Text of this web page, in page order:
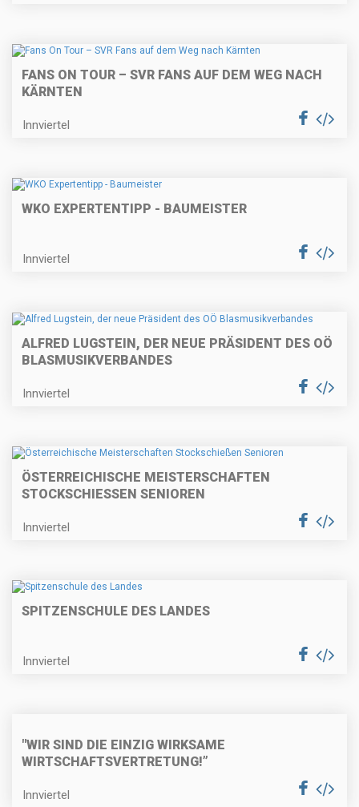
FANS ON TOUR – SVR FANS AUF DEM WEG NACH
KÄRNTEN
Innviertel
WKO EXPERTENTIPP - BAUMEISTER
Innviertel
ALFRED LUGSTEIN, DER NEUE PRÄSIDENT DES OÖ
BLASMUSIKVERBANDES
Innviertel
ÖSTERREICHISCHE MEISTERSCHAFTEN
STOCKSCHIESSEN SENIOREN
Innviertel
SPITZENSCHULE DES LANDES
Innviertel
"WIR SIND DIE EINZIG WIRKSAME
WIRTSCHAFTSVERTRETUNG!”
Innviertel